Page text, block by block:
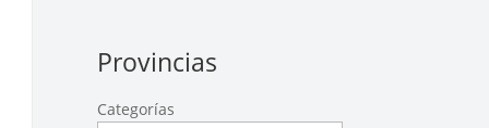
Provincias
Categorías